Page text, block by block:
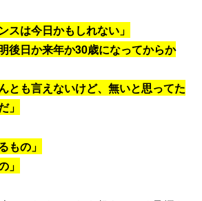
スは今日かもしれない」
後日か来年か30歳になってからか
とも言えないけど、無いと思ってた
」
もの」
」